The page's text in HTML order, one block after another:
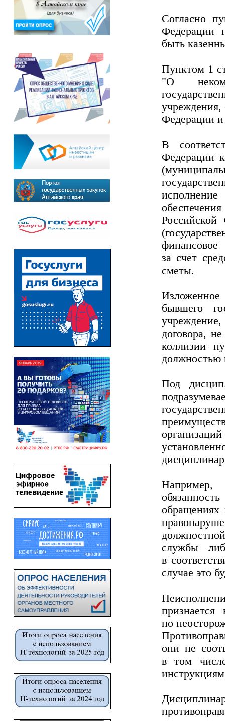
Согласно
Федерации
быть
Пунктом 1
"О
учреждения,
Федерации
В
Федерации
Российской
финансовое
за счет
сметы.
бывшего
договора,
коллизии
должностью
Под
Например,
службы
в
случае это
по
они не
в том